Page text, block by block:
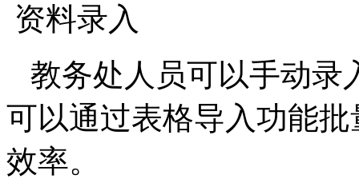
资料录入
教务处人员可以手动录
可以通过表格导入功能
效率。